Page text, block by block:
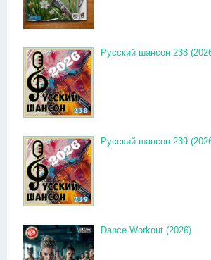
Русский шансон 238
Русский шансон 239
Dance Workout (2026)